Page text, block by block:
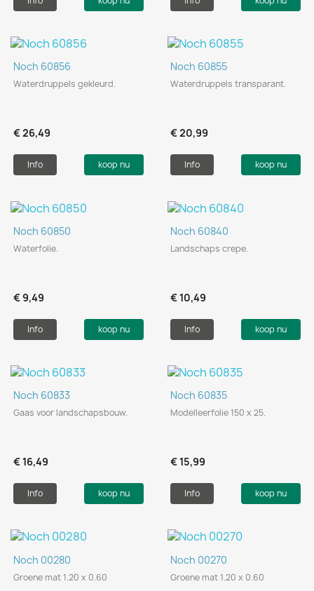
Noch 60856
Waterdruppels gekleurd.
€ 26,49
Info koop nu
Noch 60855
Waterdruppels transparant.
€ 20,99
Info koop nu
Noch 60850
Waterfolie.
€ 9,49
Info koop nu
Noch 60840
Landschaps crepe.
€ 10,49
Info koop nu
Noch 60833
Gaas voor landschapsbouw.
€ 16,49
Info koop nu
Noch 60835
Modelleerfolie 150 x 25.
€ 15,99
Info koop nu
Noch 00280
Groene mat 1.20 x 0.60
Noch 00270
Groene mat 1.20 x 0.60